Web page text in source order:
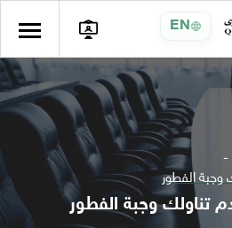
EN
الفطور
تناولك وجبة الفطور